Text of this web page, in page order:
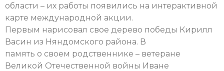
области – их работы появились на интерактивной
карте международной акции.
Первым нарисовал свое дерево победы Кирилл
Васин из Няндомского района. В
память о своем родственнике – ветеране
Великой Отечественной войны Иване